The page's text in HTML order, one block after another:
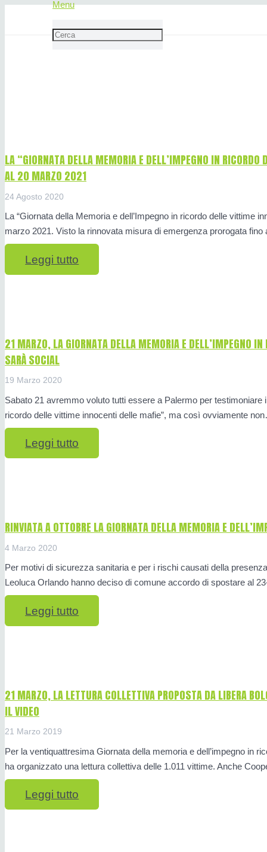
Menu
LA “GIORNATA DELLA MEMORIA E DELL’IMPEGNO IN
AL 20 MARZO 2021
24 Agosto 2020
La “Giornata della Memoria e dell’Impegno in ricordo delle vittime
marzo 2021. Visto la rinnovata misura di emergenza prorogata
Leggi tutto
21 MARZO, LA GIORNATA DELLA MEMORIA E DELL’IMPEGNO
SARÀ SOCIAL
19 Marzo 2020
Sabato 21 avremmo voluto tutti essere a Palermo per testimoniare
ricordo delle vittime innocenti delle mafie”, ma così ovviamente
Leggi tutto
RINVIATA A OTTOBRE LA GIORNATA DELLA MEMORIA E
4 Marzo 2020
Per motivi di sicurezza sanitaria e per i rischi causati della
Leoluca Orlando hanno deciso di comune accordo di spostare al
Leggi tutto
21 MARZO, LA LETTURA COLLETTIVA PROPOSTA DA LIBERA
IL VIDEO
21 Marzo 2019
Per la ventiquattresima Giornata della memoria e dell’impegno in
ha organizzato una lettura collettiva delle 1.011 vittime. Anche
Leggi tutto